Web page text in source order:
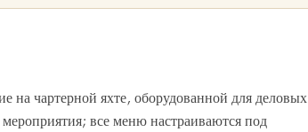
на чартерной яхте, оборудованной для деловых
все меню настраиваются под